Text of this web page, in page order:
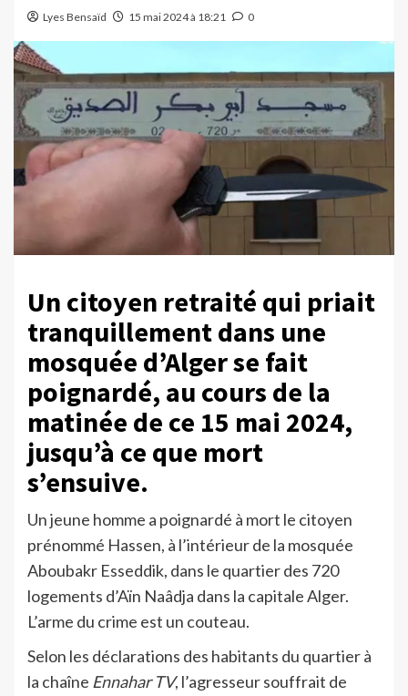
Lyes Bensaïd 15 mai 2024 à 18:21 0
Un citoyen retraité qui priait
tranquillement dans une
mosquée d’Alger se fait
poignardé, au cours de la
matinée de ce 15 mai 2024,
jusqu’à ce que mort
s’ensuive.
Un jeune homme a poignardé à mort le citoyen
prénommé Hassen, à l’intérieur de la mosquée
Aboubakr Esseddik, dans le quartier des 720
logements d’Aïn Naâdja dans la capitale Alger.
L’arme du crime est un couteau.
Selon les déclarations des habitants du quartier à
la chaîne Ennahar TV, l’agresseur souffrait de